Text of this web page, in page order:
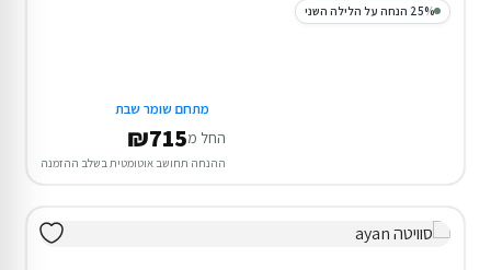
25% הנחה על הלילה השני
מתחם שומר שבת
החל מ₪715
ההנחה תחושב אוטומטית בשלב ההזמנה